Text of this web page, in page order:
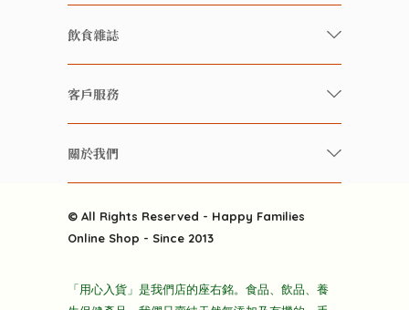
有機/無農藥新鮮蔬果
有機 / 無添加飲品
養生保健好東西
酒類
雜貨部
折上折大特價
飲食雜誌
快樂家庭 飲食雜誌
雲南搜食記
粒粒皆辛苦
快樂電視台
客戶服務
常見問題
關於我們
送貨
隱私政策
© All Rights Reserved - Happy Families
Online Shop - Since 2013
「用心入貨」是我們店的座右銘。食品、飲品、養